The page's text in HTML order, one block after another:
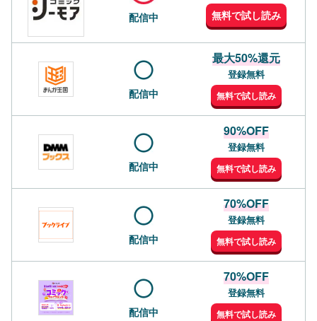
配信中
無料で試し読み
配信中
最大50%還元
登録無料
無料で試し読み
配信中
90%OFF
登録無料
無料で試し読み
配信中
70%OFF
登録無料
無料で試し読み
配信中
70%OFF
登録無料
無料で試し読み